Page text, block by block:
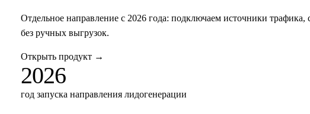
Отдельное направление с 2026 года: подключаем источники
без ручных выгрузок.
Открыть продукт →
2026
год запуска направления лидогенерации